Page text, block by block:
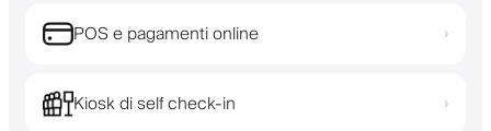
POS e pagamenti online ›
Kiosk di self check-in ›